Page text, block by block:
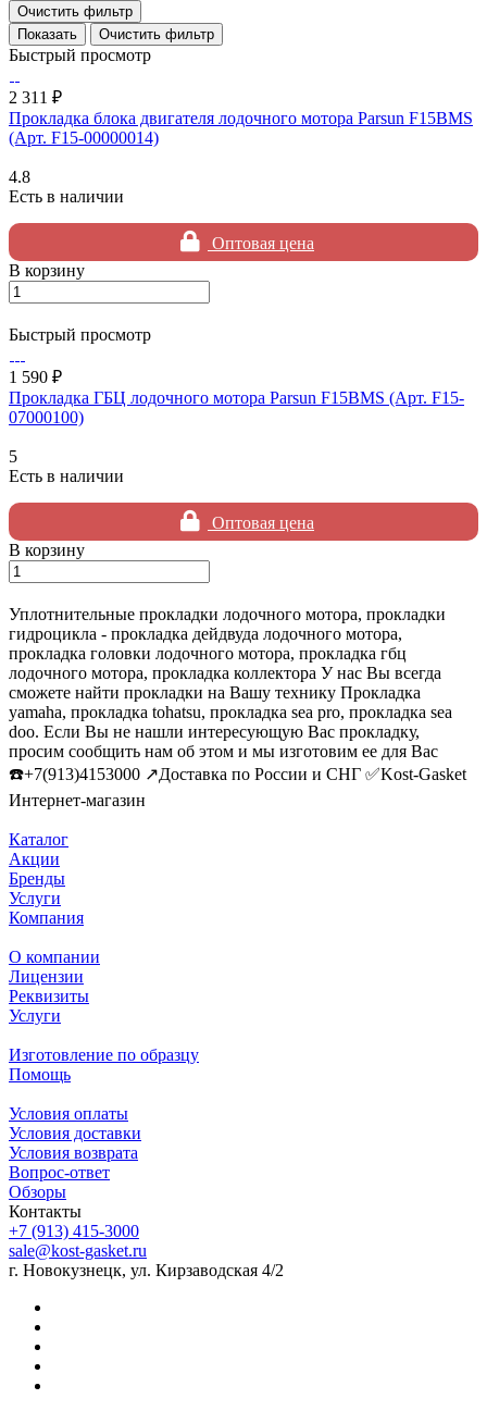
Очистить фильтр
Очистить фильтр
Быстрый просмотр
2 311 ₽
Прокладка блока двигателя лодочного мотора Parsun F15BMS
(Арт. F15-00000014)
4.8
Есть в наличии
Оптовая цена
В корзину
Быстрый просмотр
1 590 ₽
Прокладка ГБЦ лодочного мотора Parsun F15BMS (Арт. F15-
07000100)
5
Есть в наличии
Оптовая цена
В корзину
Уплотнительные прокладки лодочного мотора, прокладки
гидроцикла - прокладка дейдвуда лодочного мотора,
прокладка головки лодочного мотора, прокладка гбц
лодочного мотора, прокладка коллектора У нас Вы всегда
сможете найти прокладки на Вашу технику Прокладка
yamaha, прокладка tohatsu, прокладка sea pro, прокладка sea
doo. Если Вы не нашли интересующую Вас прокладку,
просим сообщить нам об этом и мы изготовим ее для Вас
☎️+7(913)4153000 ↗️Доставка по России и СНГ ✅Kost-Gasket
Интернет-магазин
Каталог
Акции
Бренды
Услуги
Компания
О компании
Лицензии
Реквизиты
Услуги
Изготовление по образцу
Помощь
Условия оплаты
Условия доставки
Условия возврата
Вопрос-ответ
Обзоры
Контакты
+7 (913) 415-3000
sale@kost-gasket.ru
г. Новокузнецк, ул. Кирзаводская 4/2